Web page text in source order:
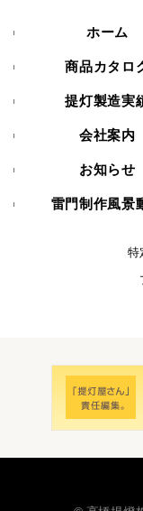
ホーム
商品カタロ
提灯製造実
会社案内
お知らせ
雷門制作風景
特